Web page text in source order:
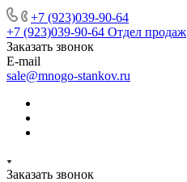
+7 (923)039-90-64
+7 (923)039-90-64 Отдел продаж
Заказать звонок
E-mail
sale@mnogo-stankov.ru
Заказать звонок